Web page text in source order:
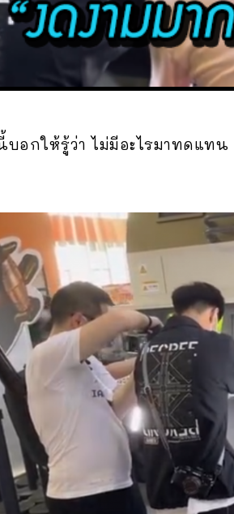
บอกให้รู้ว่า ไม่มีอะไรมาทดแทน